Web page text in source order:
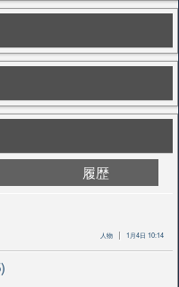
履歴
人物 1月4日 10:14